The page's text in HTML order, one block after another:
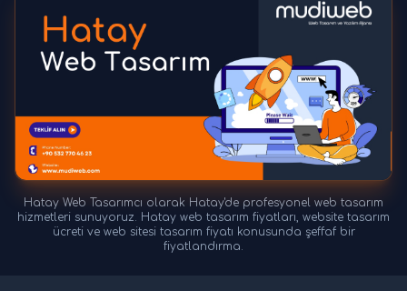
Hatay Web Tasarımcı olarak Hatay'de profesyonel web tasarım
hizmetleri sunuyoruz. Hatay web tasarım fiyatları, website tasarım
ücreti ve web sitesi tasarım fiyatı konusunda şeffaf bir
fiyatlandırma.